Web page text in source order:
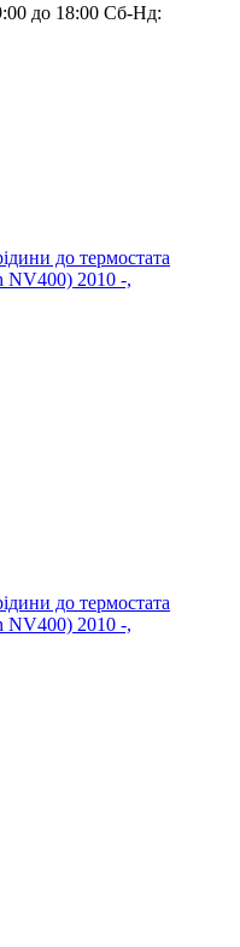
до 18:00 Сб-Нд:
до термостата
NV400) 2010 -,
до термостата
NV400) 2010 -,